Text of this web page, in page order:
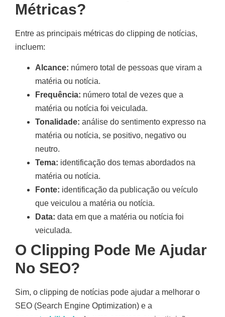
Métricas?
Entre as principais métricas do clipping de notícias,
incluem:
Alcance: número total de pessoas que viram a
matéria ou notícia.
Frequência: número total de vezes que a
matéria ou notícia foi veiculada.
Tonalidade: análise do sentimento expresso na
matéria ou notícia, se positivo, negativo ou
neutro.
Tema: identificação dos temas abordados na
matéria ou notícia.
Fonte: identificação da publicação ou veículo
que veiculou a matéria ou notícia.
Data: data em que a matéria ou notícia foi
veiculada.
O Clipping Pode Me Ajudar
No SEO?
Sim, o clipping de notícias pode ajudar a melhorar o
SEO (Search Engine Optimization) e a